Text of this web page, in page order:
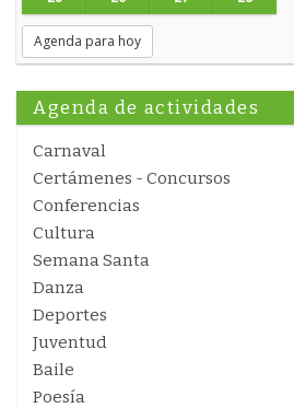
Agenda para hoy
Agenda de actividades
Carnaval
Certámenes - Concursos
Conferencias
Cultura
Semana Santa
Danza
Deportes
Juventud
Baile
Poesía